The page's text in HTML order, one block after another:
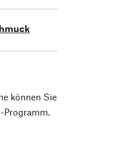
können Sie
Programm.